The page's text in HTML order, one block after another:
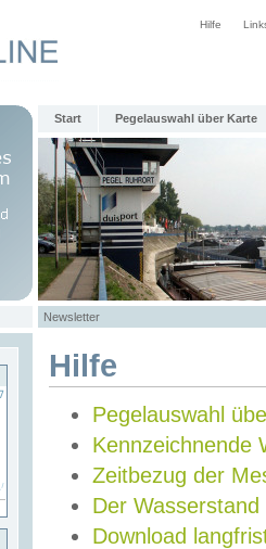
Hilfe
Start Pegelauswahl über Karte
Newsletter
Hilfe
Pegelauswahl
Kennzeichnende
Zeitbezug der
Der Wasserstand
Download